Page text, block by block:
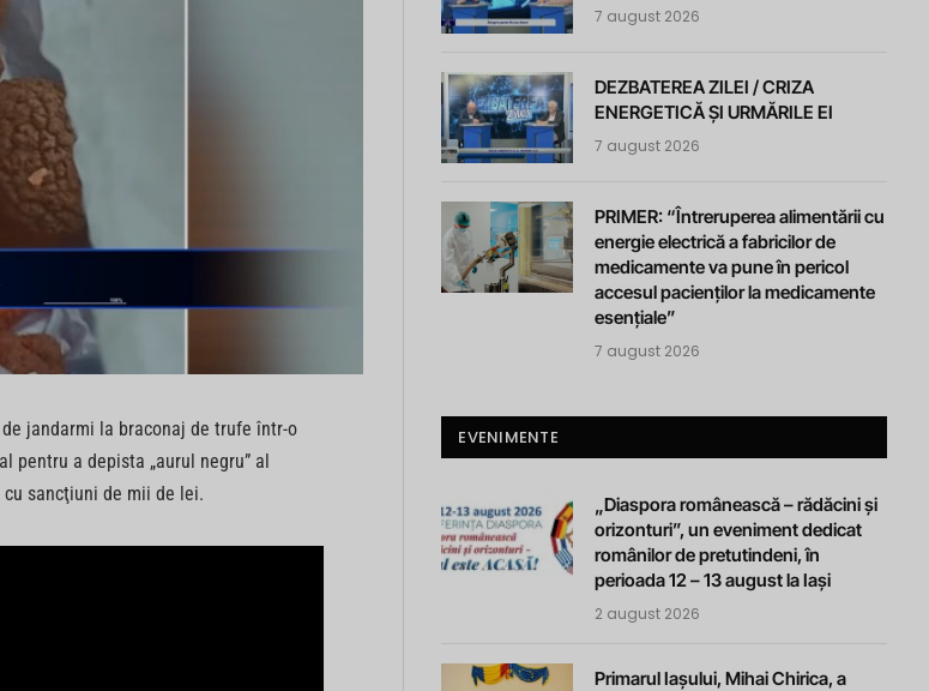
jandarmi la braconaj de trufe într-o
a depista „aurul negru” al
sancţiuni de mii de lei.
7 august 2026
DEZBATEREA ZILEI / CRIZA
ENERGETICĂ ȘI URMĂRILE EI
7 august 2026
PRIMER: “Întreruperea alimentării cu
energie electrică a fabricilor de
medicamente va pune în pericol
accesul pacienților la medicamente
esențiale”
7 august 2026
EVENIMENTE
„Diaspora românească – rădăcini și
orizonturi”, un eveniment dedicat
românilor de pretutindeni, în
perioada 12 – 13 august la Iași
2 august 2026
Primarul Iașului, Mihai Chirica, a